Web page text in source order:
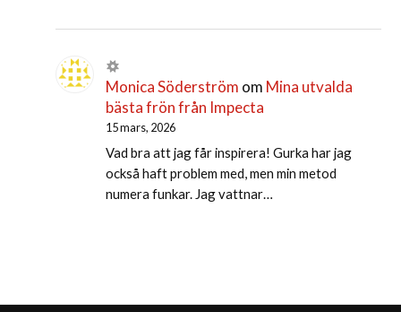
Monica Söderström om Mina utvalda
bästa frön från Impecta
15 mars, 2026
Vad bra att jag får inspirera! Gurka har jag
också haft problem med, men min metod
numera funkar. Jag vattnar…